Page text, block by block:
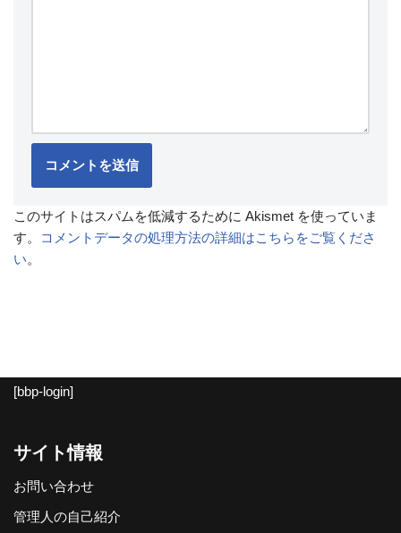
このサイトはスパムを低減するために Akismet を使っていま
す。
コメントデータの処理方法の詳細はこちらをご覧くださ
い。
[bbp-login]
サイト情報
お問い合わせ
管理人の自己紹介